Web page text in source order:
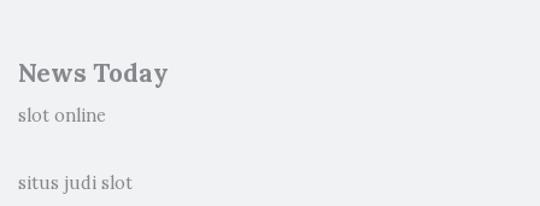
News Today
slot online
situs judi slot